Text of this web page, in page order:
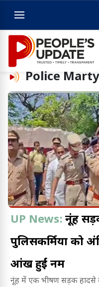
Police
UP News: नूंह
पुलिसकर्मियों को
आंखें हुईं नम
नूंह में एक भीषण सड़क हादसे